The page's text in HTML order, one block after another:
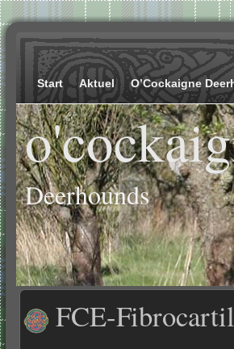
Start Aktuel O’Cockaigne
Deerhounds
FCE-